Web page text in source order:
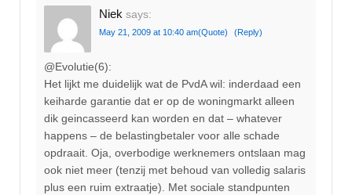
Niek says:
May 21, 2009 at 10:40 am(Quote) (Reply)
@Evolutie(6):
Het lijkt me duidelijk wat de PvdA wil: inderdaad een
keiharde garantie dat er op de woningmarkt alleen
dik geincasseerd kan worden en dat – whatever
happens – de belastingbetaler voor alle schade
opdraait. Oja, overbodige werknemers ontslaan mag
ook niet meer (tenzij met behoud van volledig salaris
plus een ruim extraatje). Met sociale standpunten